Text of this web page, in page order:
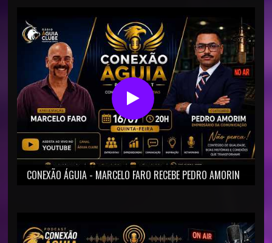
CONEXÃO ÁGUIA - MARCELO FARO RECEBE PEDRO AMORIN